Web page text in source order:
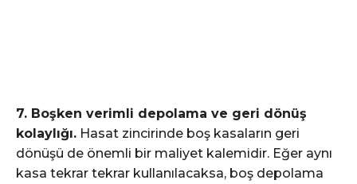
7. Boşken verimli depolama ve geri dönüş
kolaylığı. Hasat zincirinde boş kasaların geri
dönüşü de önemli bir maliyet kalemidir. Eğer aynı
kasa tekrar tekrar kullanılacaksa, boş depolama